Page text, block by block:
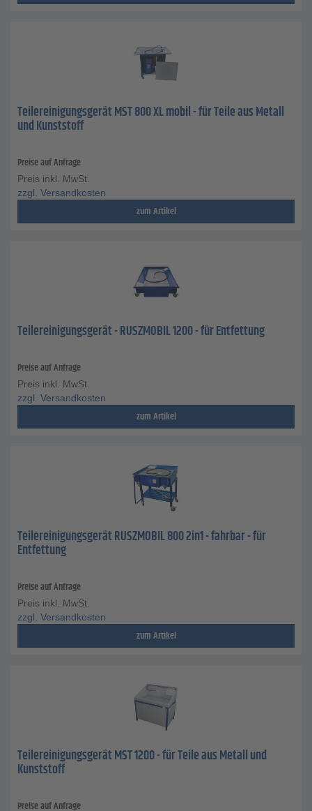
Teilereinigungsgerät MST 800 XL mobil - für Teile aus Metall
und Kunststoff
Preise auf Anfrage
Preis inkl. MwSt.
zzgl. Versandkosten
zum Artikel
Teilereinigungsgerät - RUSZMOBIL 1200 - für Entfettung
Preise auf Anfrage
Preis inkl. MwSt.
zzgl. Versandkosten
zum Artikel
Teilereinigungsgerät RUSZMOBIL 800 2in1 - fahrbar - für
Entfettung
Preise auf Anfrage
Preis inkl. MwSt.
zzgl. Versandkosten
zum Artikel
Teilereinigungsgerät MST 1200 - für Teile aus Metall und
Kunststoff
Preise auf Anfrage